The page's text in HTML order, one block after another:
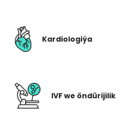
Kardiologiýa
IVF we öndürijilik